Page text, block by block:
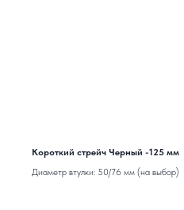
Короткий стрейч Черный -125 мм
Диаметр втулки: 50/76 мм (на выбор)